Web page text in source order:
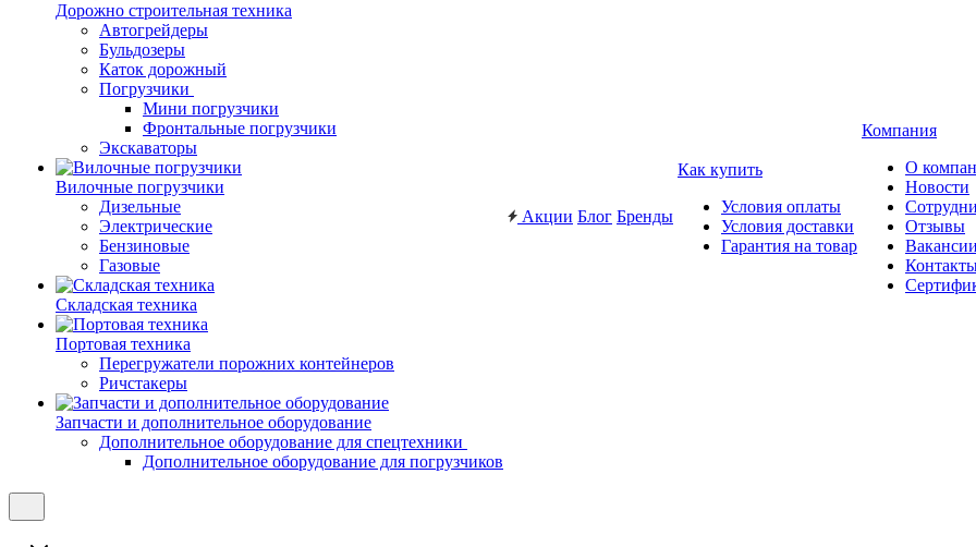
Дорожно строительная техника
Автогрейдеры
Бульдозеры
Каток дорожный
Погрузчики
Мини погрузчики
Фронтальные погрузчики
Экскаваторы
Вилочные погрузчики
Дизельные
Электрические
Бензиновые
Газовые
Складская техника
Портовая техника
Перегружатели порожних контейнеров
Ричстакеры
Запчасти и дополнительное оборудование
Дополнительное оборудование для спецтехники
Дополнительное оборудование для погрузчиков
Акции Блог Бренды
Как купить
Условия оплаты
Условия доставки
Гарантия на товар
Компания
О
Новости
Отзывы